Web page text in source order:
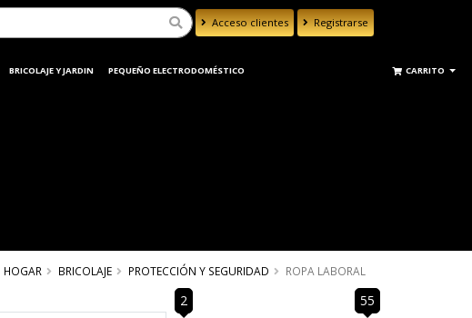
Acceso clientes Registrarse
Translate
BRICOLAJE Y JARDIN PEQUEÑO ELECTRODOMÉSTICO CARRITO
HOGAR BRICOLAJE PROTECCIÓN Y SEGURIDAD ROPA LABORAL
2 55